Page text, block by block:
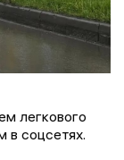
легкового
в соцсетях.